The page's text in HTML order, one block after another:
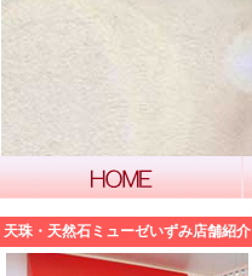
天珠・天然石ミューゼいずみ店舗紹介